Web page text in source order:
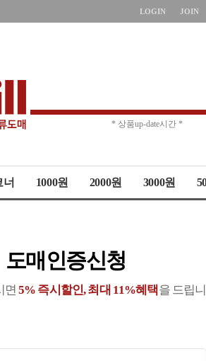
LOGIN JOIN
* 상품up-date시간 *
너 1000원 2000원 3000원
도매인증신청
면5% 즉시할인, 최대 11%혜택을 드립